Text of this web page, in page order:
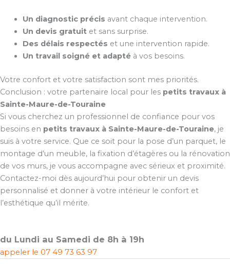
Un diagnostic précis avant chaque intervention.
Un devis gratuitet sans surprise.
Des délais respectés et une intervention rapide.
Un travail soigné et adaptéà vos besoins.
Votre confort et votre satisfaction sont mes priorités.
Conclusion : votre partenaire local pour les petits travaux à
Sainte-Maure-de-Touraine
Si vous cherchez un professionnel de confiance pour vos
besoins en petits travaux à Sainte-Maure-de-Touraine, je
suis à votre service. Que ce soit pour la pose d’un parquet, le
montage d’un meuble, la fixation d’étagères ou la rénovation
de vos murs, je vous accompagne avec sérieux et proximité.
Contactez-moi dès aujourd’hui pour obtenir un devis
personnalisé et donner à votre intérieur le confort et
l’esthétique qu’il mérite.
du Lundi au Samedi de 8h à 19h
appeler le 07 49 73 63 97